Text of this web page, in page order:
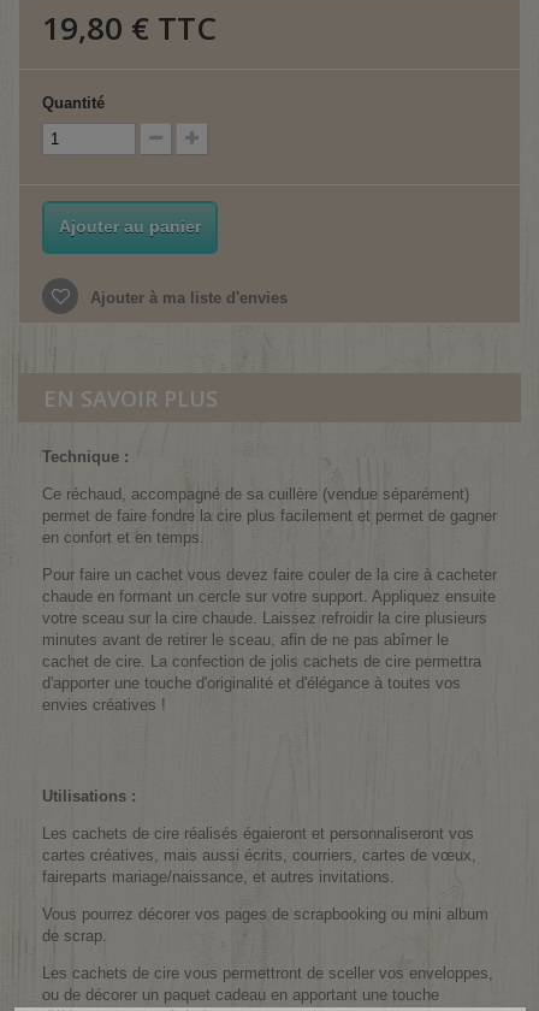
19,80 € TTC
Quantité
Ajouter au panier
Ajouter à ma liste d'envies
EN SAVOIR PLUS
Technique :
Ce réchaud, accompagné de sa cuillère (vendue séparément)
permet de faire fondre la cire plus facilement et permet de gagner
en confort et en temps.
Pour faire un cachet vous devez faire couler de la cire à cacheter
chaude en formant un cercle sur votre support. Appliquez ensuite
votre sceau sur la cire chaude. Laissez refroidir la cire plusieurs
minutes avant de retirer le sceau, afin de ne pas abîmer le
cachet de cire. La confection de jolis cachets de cire permettra
d'apporter une touche d'originalité et d'élégance à toutes vos
envies créatives !
Utilisations :
Les cachets de cire réalisés égaieront et personnaliseront vos
cartes créatives, mais aussi écrits, courriers, cartes de vœux,
faireparts mariage/naissance, et autres invitations.
Vous pourrez décorer vos pages de scrapbooking ou mini album
de scrap.
Les cachets de cire vous permettront de sceller vos enveloppes,
ou de décorer un paquet cadeau en apportant une touche